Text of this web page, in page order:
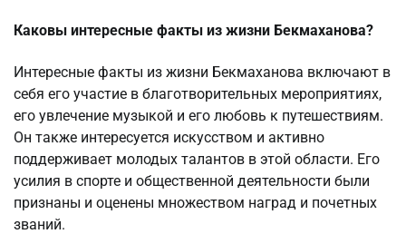
Каковы интересные факты из жизни Бекмаханова?
Интересные факты из жизни Бекмаханова включают в
себя его участие в благотворительных мероприятиях,
его увлечение музыкой и его любовь к путешествиям.
Он также интересуется искусством и активно
поддерживает молодых талантов в этой области. Его
усилия в спорте и общественной деятельности были
признаны и оценены множеством наград и почетных
званий.